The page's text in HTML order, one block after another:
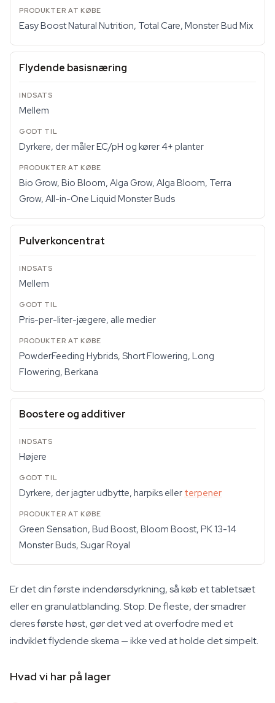
Easy Boost Natural Nutrition, Total Care, Monster Bud Mix
Flydende basisnæring
Mellem
Dyrkere, der måler EC/pH og kører 4+ planter
Bio Grow, Bio Bloom, Alga Grow, Alga Bloom, Terra
Grow, All-in-One Liquid Monster Buds
Pulverkoncentrat
Mellem
Pris-per-liter-jægere, alle medier
PowderFeeding Hybrids, Short Flowering, Long
Flowering, Berkana
Boostere og additiver
Højere
Dyrkere, der jagter udbytte, harpiks eller terpener
Green Sensation, Bud Boost, Bloom Boost, PK 13-14
Monster Buds, Sugar Royal
Er det din første indendørsdyrkning, så køb et tabletsæt
eller en granulatblanding. Stop. De fleste, der smadrer
deres første høst, gør det ved at overfodre med et
indviklet flydende skema — ikke ved at holde det simpelt.
Hvad vi har på lager